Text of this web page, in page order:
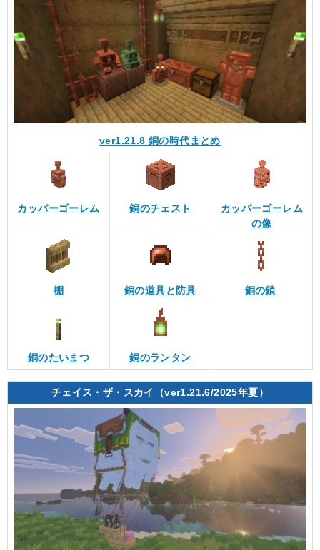
ver1.21.8 銅の時代まとめ
カッパーゴーレム 銅のチェスト
カッパーゴーレム
の像
棚 銅の道具と防具 銅の鎖
銅のたいまつ 銅のランタン
チェイス・ザ・スカイ（ver1.21.6/2025年夏）